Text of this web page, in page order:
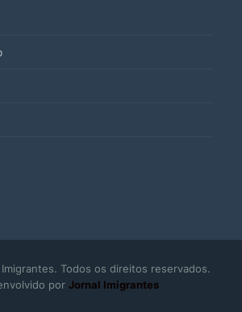
Todos os direitos reservados.
por Jornal Imigrantes